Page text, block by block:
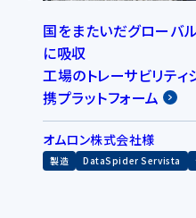
国をまたいだグローバ
に吸収
工場のトレーサビリテ
携プラットフォーム
オムロン株式会社様
製造 DataSpider Servista